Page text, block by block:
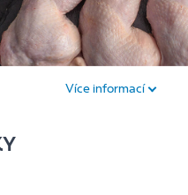
Více informací
cholesterolu, zato je bohaté